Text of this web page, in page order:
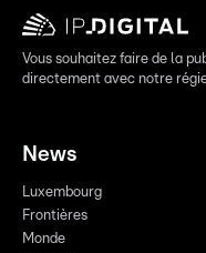
Vous souhaitez faire de la
directement avec notre
News
Luxembourg
Frontières
Monde